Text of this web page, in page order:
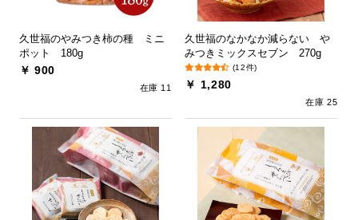
久世福のやみつき柿の種 ミニ
ポット 180g
￥ 900
在庫 11
久世福のなかなか減らない や
みつきミックスセブン 270g
(12件)
￥ 1,280
在庫 25